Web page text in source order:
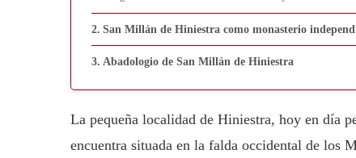
San Millán de Hiniestra como monasterio
Abadologio de San Millán de Hiniestra
La pequeña localidad de Hiniestra, hoy en día
encuentra situada en la falda occidental de los